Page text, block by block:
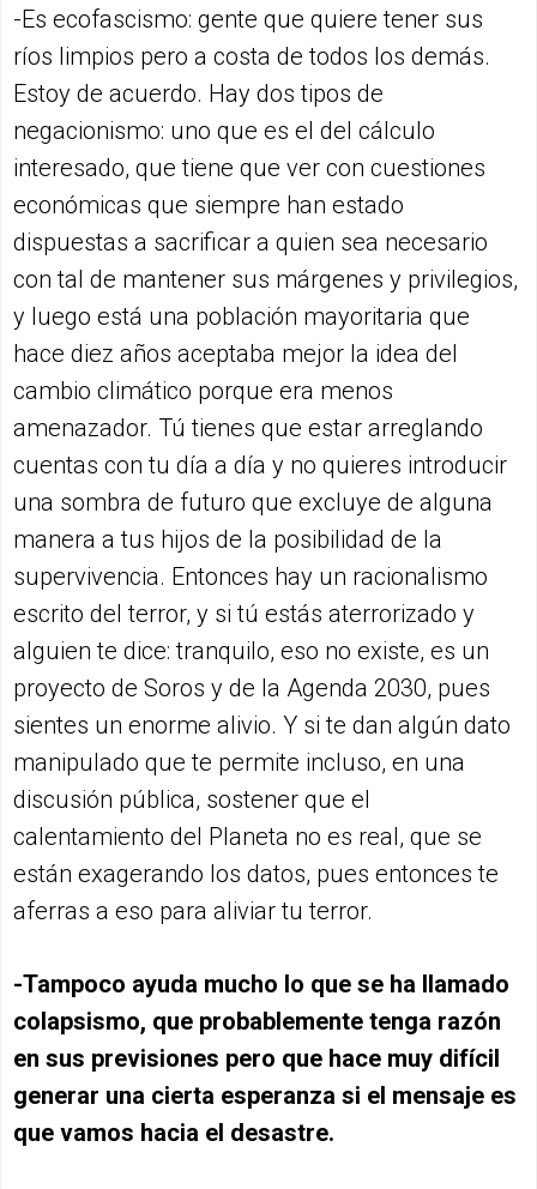
-Es ecofascismo: gente que quiere tener sus
ríos limpios pero a costa de todos los demás.
Estoy de acuerdo. Hay dos tipos de
negacionismo: uno que es el del cálculo
interesado, que tiene que ver con cuestiones
económicas que siempre han estado
dispuestas a sacrificar a quien sea necesario
con tal de mantener sus márgenes y privilegios,
y luego está una población mayoritaria que
hace diez años aceptaba mejor la idea del
cambio climático porque era menos
amenazador. Tú tienes que estar arreglando
cuentas con tu día a día y no quieres introducir
una sombra de futuro que excluye de alguna
manera a tus hijos de la posibilidad de la
supervivencia. Entonces hay un racionalismo
escrito del terror, y si tú estás aterrorizado y
alguien te dice: tranquilo, eso no existe, es un
proyecto de Soros y de la Agenda 2030, pues
sientes un enorme alivio. Y si te dan algún dato
manipulado que te permite incluso, en una
discusión pública, sostener que el
calentamiento del Planeta no es real, que se
están exagerando los datos, pues entonces te
aferras a eso para aliviar tu terror.
-Tampoco ayuda mucho lo que se ha llamado
colapsismo, que probablemente tenga razón
en sus previsiones pero que hace muy difícil
generar una cierta esperanza si el mensaje es
que vamos hacia el desastre.